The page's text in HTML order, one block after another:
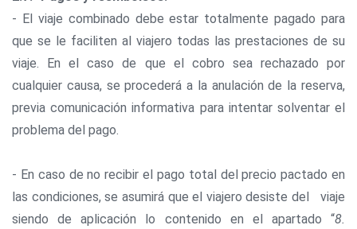
- El viaje combinado debe estar totalmente pagado para
que se le faciliten al viajero todas las prestaciones de su
viaje. En el caso de que el cobro sea rechazado por
cualquier causa, se procederá a la anulación de la reserva,
previa comunicación informativa para intentar solventar el
problema del pago.
- En caso de no recibir el pago total del precio pactado en
las condiciones, se asumirá que el viajero desiste del viaje
siendo de aplicación lo contenido en el apartado “8.